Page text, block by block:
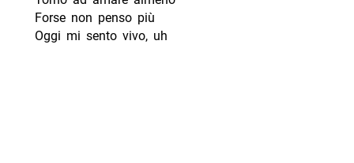
Forse non penso più
Oggi mi sento vivo, uh